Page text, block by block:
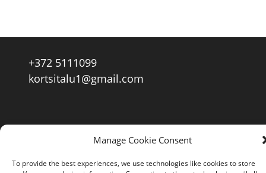
Manage Cookie Consent
To provide the best experiences, we use technologies like cookies to store
+372 5111099
kortsitalu1@gmail.com